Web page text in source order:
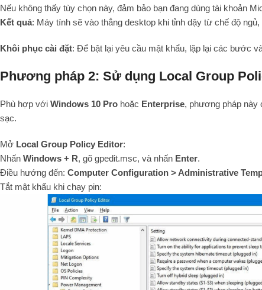
Nếu không thấy tùy chọn này, đảm bảo bạn đang dùng tài khoản
Kết quả: Máy tính sẽ vào thẳng desktop khi tỉnh dậy từ chế độ
Khôi phục cài đặt: Để bật lại yêu cầu mật khẩu, lặp lại các bước
Phương pháp 2: Sử dụng Local Group
Phù hợp với Windows 10 Pro hoặc Enterprise, phương pháp này
sạc.
Mở Local Group Policy Editor:
Nhấn Windows + R, gõ gpedit.msc, và nhấn Enter.
Điều hướng đến: Computer Configuration > Administrative
Tắt mật khẩu khi chạy pin: